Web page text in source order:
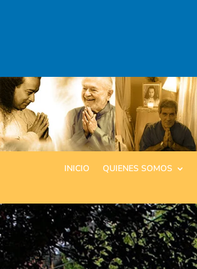
INICIO QUIENES SOMOS